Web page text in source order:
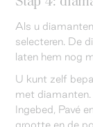
Als u
selecteren. De
laten hem nog
U kunt zelf
met
Ingebed, Pavé
grootte en de